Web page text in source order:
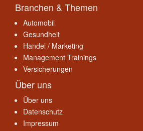
Branchen & Themen
Automobil
Gesundheit
Handel / Marketing
Management Trainings
Versicherungen
Über uns
Über uns
Datenschutz
Impressum